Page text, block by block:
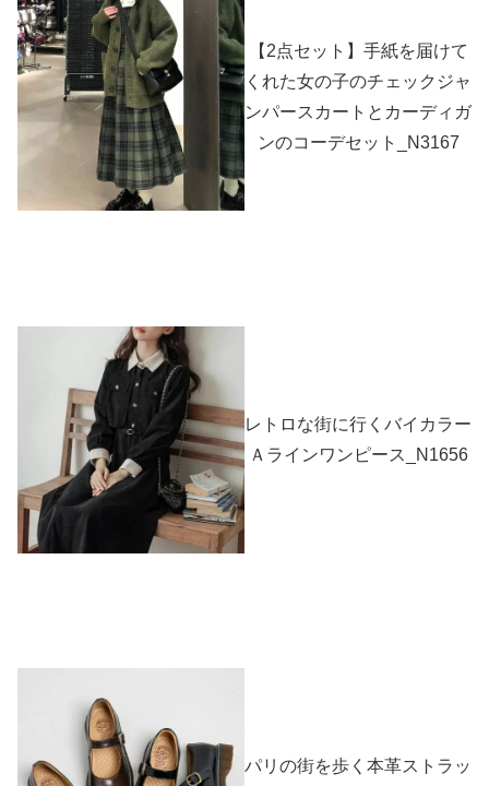
【2点セット】手紙を届けて
くれた女の子のチェックジャ
ンパースカートとカーディガ
ンのコーデセット_N3167
レトロな街に行くバイカラー
Ａラインワンピース_N1656
パリの街を歩く本革ストラッ